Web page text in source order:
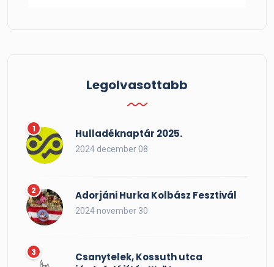
Legolvasottabb
Hulladéknaptár 2025.
2024 december 08
Adorjáni Hurka Kolbász Fesztivál
2024 november 30
Csanytelek, Kossuth utca